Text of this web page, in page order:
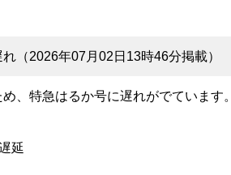
（2026年07月02日13時46分掲載）
、特急はるか号に遅れがでています。
延